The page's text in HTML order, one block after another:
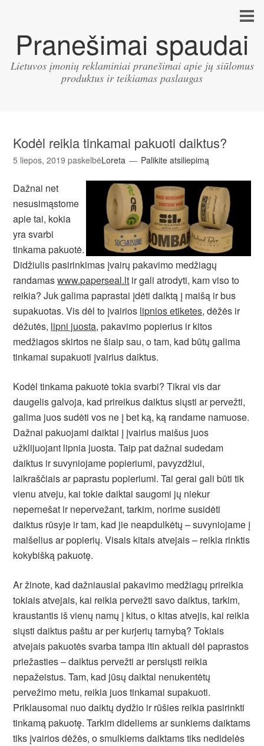
Pranešimai spaudai
Lietuvos įmonių reklaminiai pranešimai apie jų siūlomus
produktus ir teikiamas paslaugas
Kodėl reikia tinkamai pakuoti daiktus?
5 liepos, 2019 paskelbėLoreta Palikite atsiliepimą
Dažnai net
nesusimąstome
apie tai, kokia
yra svarbi
tinkama pakuotė.
Didžiulis pasirinkimas įvairų pakavimo medžiagų
randamaswww.paperseal.lt ir gali atrodyti, kam viso to
reikia? Juk galima paprastai įdėti daiktą į maišą ir bus
supakuotas. Vis dėl to įvairios lipnios etiketes, dėžės ir
dėžutės, lipni juosta, pakavimo popierius ir kitos
medžiagos skirtos ne šiaip sau, o tam, kad būtų galima
tinkamai supakuoti įvairius daiktus.
Kodėl tinkama pakuotė tokia svarbi? Tikrai vis dar
daugelis galvoja, kad prireikus daiktus siųsti ar pervežti,
galima juos sudėti vos ne į bet ką, ką randame namuose.
Dažnai pakuojami daiktai į įvairius maišus juos
užklijuojant lipnia juosta. Taip pat dažnai sudedam
daiktus ir suvyniojame popieriumi, pavyzdžiui,
laikraščiais ar paprastu popieriumi. Tai gerai gali būti tik
vienu atveju, kai tokie daiktai saugomi jų niekur
nepernešat ir nepervežant, tarkim, norime susidėti
daiktus rūsyje ir tam, kad jie neapdulkėtų – suvyniojame į
maišelius ar popierių. Visais kitais atvejais – reikia rinktis
kokybišką pakuotę.
Ar žinote, kad dažniausiai pakavimo medžiagų prireikia
tokiais atvejais, kai reikia pervežti savo daiktus, tarkim,
kraustantis iš vienų namų į kitus, o kitas atvejis, kai reikia
siųsti daiktus paštu ar per kurjerių tarnybą? Tokiais
atvejais pakuotės svarba tampa itin aktuali dėl paprastos
priežasties – daiktus pervežti ar persiųsti reikia
nepažeistus. Tam, kad jūsų daiktai nenukentėtų
pervežimo metu, reikia juos tinkamai supakuoti.
Priklausomai nuo daiktų dydžio ir rūšies reikia pasirinkti
tinkamą pakuotę. Tarkim dideliems ar sunkiems daiktams
tiks įvairios dėžės, o smulkiems daiktams tiks nedidelės